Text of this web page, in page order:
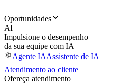
Oportunidades
AI
Impulsione o desempenho
da sua equipe com IA
Agente IAAssistente de IA
Atendimento ao cliente
Ofereça atendimento